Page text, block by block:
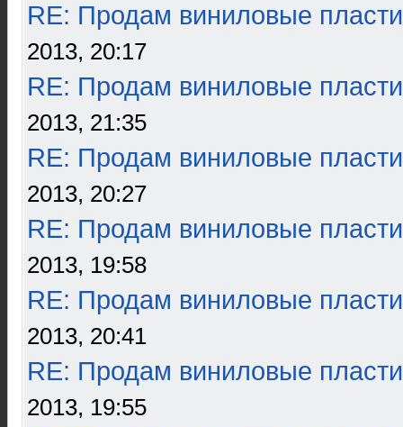
RE: Продам виниловые
2013, 20:17
RE: Продам виниловые
2013, 21:35
RE: Продам виниловые
2013, 20:27
RE: Продам виниловые
2013, 19:58
RE: Продам виниловые
2013, 20:41
RE: Продам виниловые
2013, 19:55